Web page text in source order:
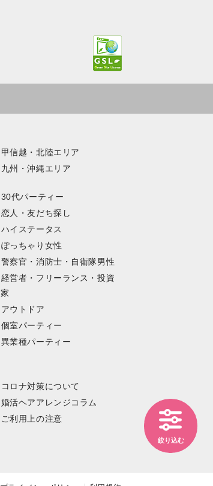
絞り込む
甲信越・北陸エリア
九州・沖縄エリア
30代パーティー
恋人・友だち探し
ハイステータス
ぽっちゃり女性
警察官・消防士・自衛隊男性
経営者・フリーランス・投資
家
アウトドア
個室パーティー
異業種パーティー
コロナ対策について
婚活ヘアアレンジコラム
ご利用上の注意